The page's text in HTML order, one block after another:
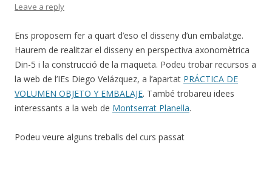
Leave a reply
Ens proposem fer a quart d’eso el disseny d’un embalatge.
Haurem de realitzar el disseny en perspectiva axonomètrica
Din-5 i la construcció de la maqueta. Podeu trobar recursos a
la web de l’IEs Diego Velázquez, a l’apartat PRÁCTICA DE
VOLUMEN OBJETO Y EMBALAJE. També trobareu idees
interessants a la web de Montserrat Planella.
Podeu veure alguns treballs del curs passat